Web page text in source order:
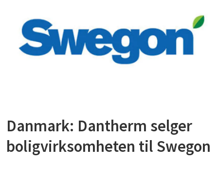
Danmark: Dantherm selger
boligvirksomheten til Swegon